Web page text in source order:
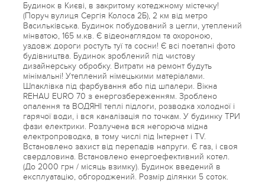
Будинок в Києві, в закритому котеджному містечку!
(Поруч вулиця Сергія Колоса 2Б), 2 км від метро
Васильківська. Будинок побудований з цегли, утеплений
мінватою, 165 м.кв. Є відеонаглядом та охороною,
уздовж дороги ростуть туї та сосни! Є всі поетапні фото
будівництва. Будинок зроблений під чистову
дизайнерську обробку. Витрати на ремонт будуть
мінімальні! Утеплений німецькими матеріалами.
Шпаклівка під фарбування або під шпалери. Вікна
REHAU EURO 70 з енергозбереженням. Зроблено
опалення та ВОДЯНІ теплі підлоги, розводка холодної і
гарячої води, і вся каналізація по точкам. У будинку ТРИ
фази електрики. Розлучена вся негорюча мідна
електропроводка, в тому числі під Інтернет і TV.
Встановлено захист від перепадів напруги. Є газ, і своя
свердловина. Встановлено енергоефективний котел.
(До 2000 грн / місяць взимку). Будинок введений в
експлуатацію, обгороджений. Розмір ділянки 5 соток.